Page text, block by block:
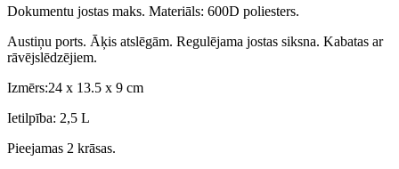
Dokumentu jostas maks. Materiāls: 600D poliesters.
Austiņu ports. Āķis atslēgām. Regulējama jostas siksna. Kabatas ar
rāvējslēdzējiem.
Izmērs:24 x 13.5 x 9 cm
Ietilpība: 2,5 L
Pieejamas 2 krāsas.